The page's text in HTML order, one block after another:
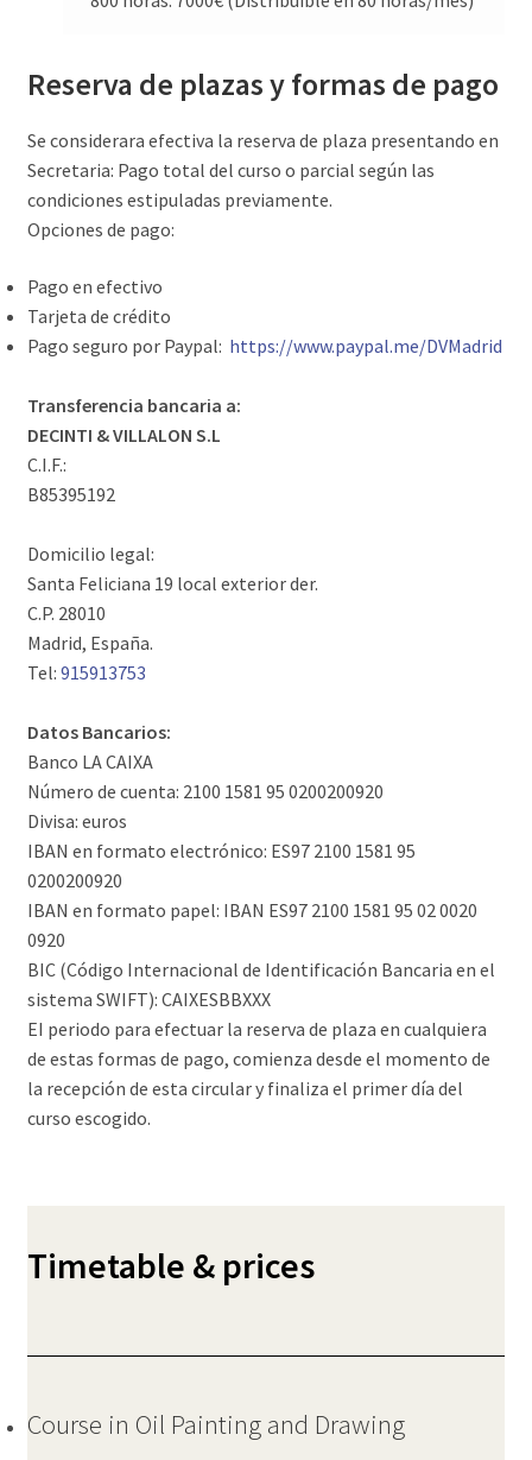
Reserva de plazas y formas de pago
Se considerara efectiva la reserva de plaza presentando en
Secretaria: Pago total del curso o parcial según las
condiciones estipuladas previamente.
Opciones de pago:
Pago en efectivo
Tarjeta de crédito
Pago seguro por Paypal: https://www.paypal.me/DVMadrid
Transferencia bancaria a:
DECINTI & VILLALON S.L
C.I.F.:
B85395192
Domicilio legal:
Santa Feliciana 19 local exterior der.
C.P. 28010
Madrid, España.
Tel: 915913753
Datos Bancarios:
Banco LA CAIXA
Número de cuenta: 2100 1581 95 0200200920
Divisa: euros
IBAN en formato electrónico: ES97 2100 1581 95
0200200920
IBAN en formato papel: IBAN ES97 2100 1581 95 02 0020
0920
BIC (Código Internacional de Identificación Bancaria en el
sistema SWIFT): CAIXESBBXXX
EI periodo para efectuar la reserva de plaza en cualquiera
de estas formas de pago, comienza desde el momento de
la recepción de esta circular y finaliza el primer día del
curso escogido.
Timetable & prices
Course in Oil Painting and Drawing